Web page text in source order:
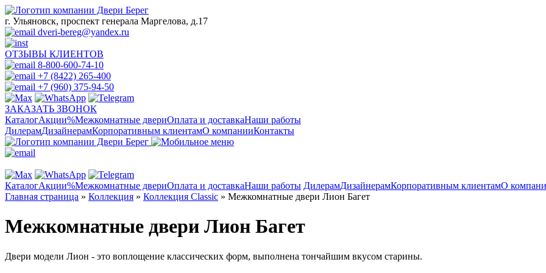
г. Ульяновск, проспект генерала Маргелова, д.17
dveri-bereg@yandex.ru
ОТЗЫВЫ КЛИЕНТОВ
8-800-600-74-10
+7 (8422) 265-400
+7 (960) 375-94-50
ЗАКАЗАТЬ ЗВОНОК
КаталогАкции%Межкомнатные двериОплата и доставкаНаши работы
ДилерамДизайнерамКорпоративным клиентамО компанииКонтакты
КаталогАкции%Межкомнатные двериОплата и доставкаНаши работы ДилерамДизайнерамКорпоративным клиентамО
Главная страница » Коллекция » Коллекция Classic » Межкомнатные двери Лион Багет
Межкомнатные двери Лион Багет
Двери модели Лион - это воплощение классических форм, выполнена тончайшим вкусом старины.